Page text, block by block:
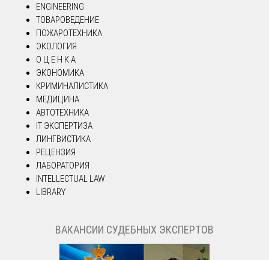
ENGINEERING
ТОВАРОВЕДЕНИЕ
ПОЖАРОТЕХНИКА
ЭКОЛОГИЯ
О Ц Е Н К А
ЭКОНОМИКА
КРИМИНАЛИСТИКА
МЕДИЦИНА
АВТОТЕХНИКА
IT ЭКСПЕРТИЗА
ЛИНГВИСТИКА
РЕЦЕНЗИЯ
ЛАБОРАТОРИЯ
INTELLECTUAL LAW
LIBRARY
ВАКАНСИИ СУДЕБНЫХ ЭКСПЕРТОВ